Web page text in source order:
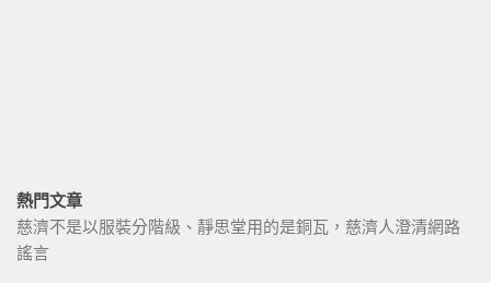
熱門文章
慈濟不是以服裝分階級、靜思堂用的是銅瓦，慈濟人澄清網路
謠言